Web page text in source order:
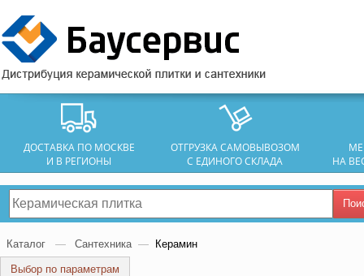
ДОСТАВКА ПО МОСКВЕ
И В РЕГИОНЫ
ОТГРУЗКА САМОВЫВОЗОМ
С ЕДИНОГО СКЛАДА
НА
Каталог — Сантехника — Керамин
Выбор по параметрам